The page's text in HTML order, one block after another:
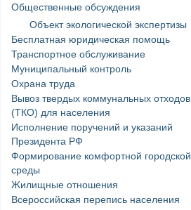
Общественные обсуждения
Объект экологической экспертизы
Бесплатная юридическая помощь
Транспортное обслуживание
Муниципальный контроль
Охрана труда
Вывоз твердых коммунальных отходов
(ТКО) для населения
Исполнение поручений и указаний
Президента РФ
Формирование комфортной городской
среды
Жилищные отношения
Всероссийская перепись населения